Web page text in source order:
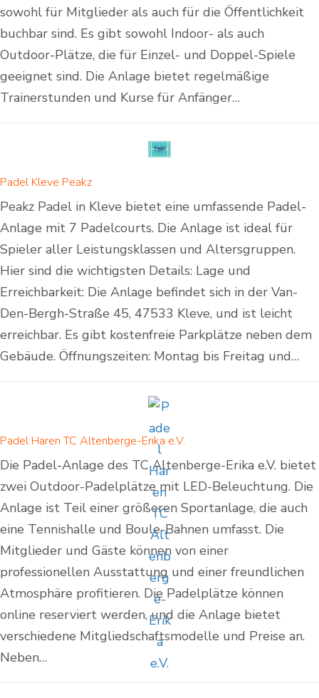
sowohl für Mitglieder als auch für die Öffentlichkeit
buchbar sind. Es gibt sowohl Indoor- als auch
Outdoor-Plätze, die für Einzel- und Doppel-Spiele
geeignet sind. Die Anlage bietet regelmäßige
Trainerstunden und Kurse für Anfänger…
Padel Kleve Peakz
Peakz Padel in Kleve bietet eine umfassende Padel-
Anlage mit 7 Padelcourts. Die Anlage ist ideal für
Spieler aller Leistungsklassen und Altersgruppen.
Hier sind die wichtigsten Details: Lage und
Erreichbarkeit: Die Anlage befindet sich in der Van-
Den-Bergh-Straße 45, 47533 Kleve, und ist leicht
erreichbar. Es gibt kostenfreie Parkplätze neben dem
Gebäude. Öffnungszeiten: Montag bis Freitag und…
Padel Haren TC Altenberge-Erika e.V.
Die Padel-Anlage des TC Altenberge-Erika e.V. bietet
zwei Outdoor-Padelplätze mit LED-Beleuchtung. Die
Anlage ist Teil einer größeren Sportanlage, die auch
eine Tennishalle und Boule-Bahnen umfasst. Die
Mitglieder und Gäste können von einer
professionellen Ausstattung und einer freundlichen
Atmosphäre profitieren. Die Padelplätze können
online reserviert werden, und die Anlage bietet
verschiedene Mitgliedschaftsmodelle und Preise an.
Neben…